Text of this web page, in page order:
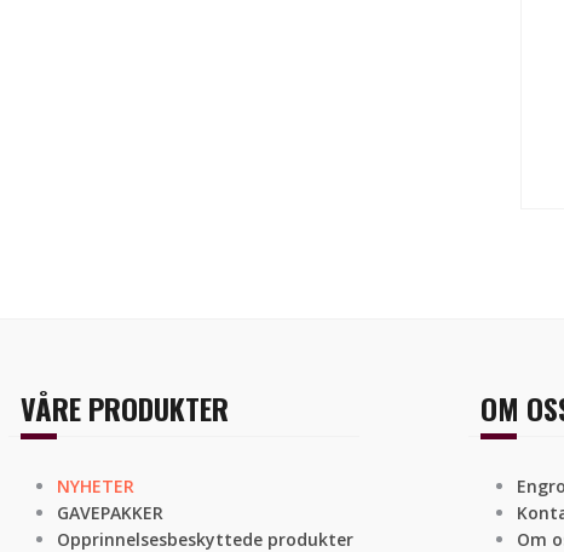
VÅRE PRODUKTER
NYHETER
GAVEPAKKER
Opprinnelsesbeskyttede produkter
OM
Om